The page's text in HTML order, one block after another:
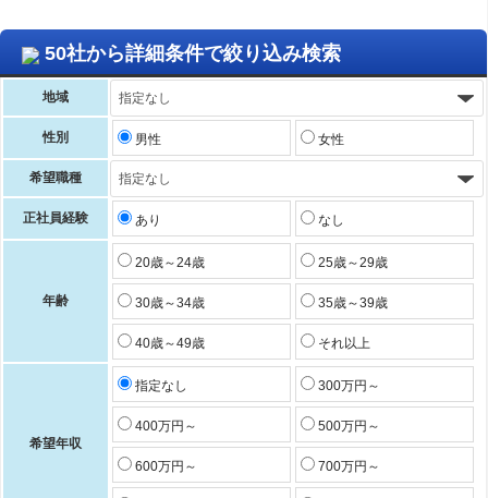
50社から詳細条件で絞り込み検索
地域
性別 男性 女性
希望職種
正社員経験 あり なし
年齢
20歳～24歳 25歳～29歳
30歳～34歳 35歳～39歳
40歳～49歳 それ以上
希望年収
指定なし 300万円～
400万円～ 500万円～
600万円～ 700万円～